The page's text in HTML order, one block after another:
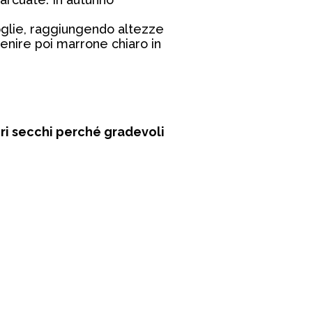
raggiungendo altezze
poi marrone chiaro in
secchi perché gradevoli